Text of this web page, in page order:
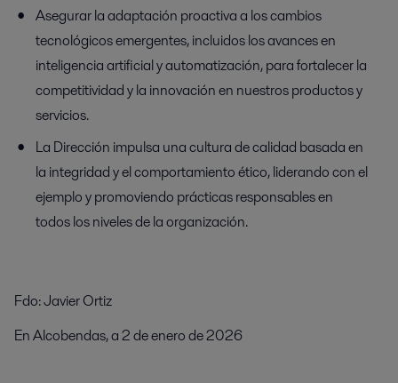
Asegurar la adaptación proactiva a los cambios
tecnológicos emergentes, incluidos los avances en
inteligencia artificial y automatización, para fortalecer la
competitividad y la innovación en nuestros productos y
servicios.
La Dirección impulsa una cultura de calidad basada en
la integridad y el comportamiento ético, liderando con el
ejemplo y promoviendo prácticas responsables en
todos los niveles de la organización.
Fdo: Javier Ortiz
En Alcobendas, a 2 de enero de 2026